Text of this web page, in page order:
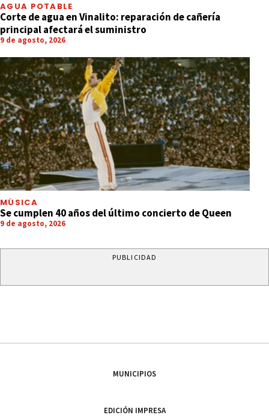
AGUA POTABLE
Corte de agua en Vinalito: reparación de cañería
principal afectará el suministro
9 de agosto, 2026
MÚSICA
Se cumplen 40 años del último concierto de Queen
9 de agosto, 2026
PUBLICIDAD
MUNICIPIOS
EDICIÓN IMPRESA